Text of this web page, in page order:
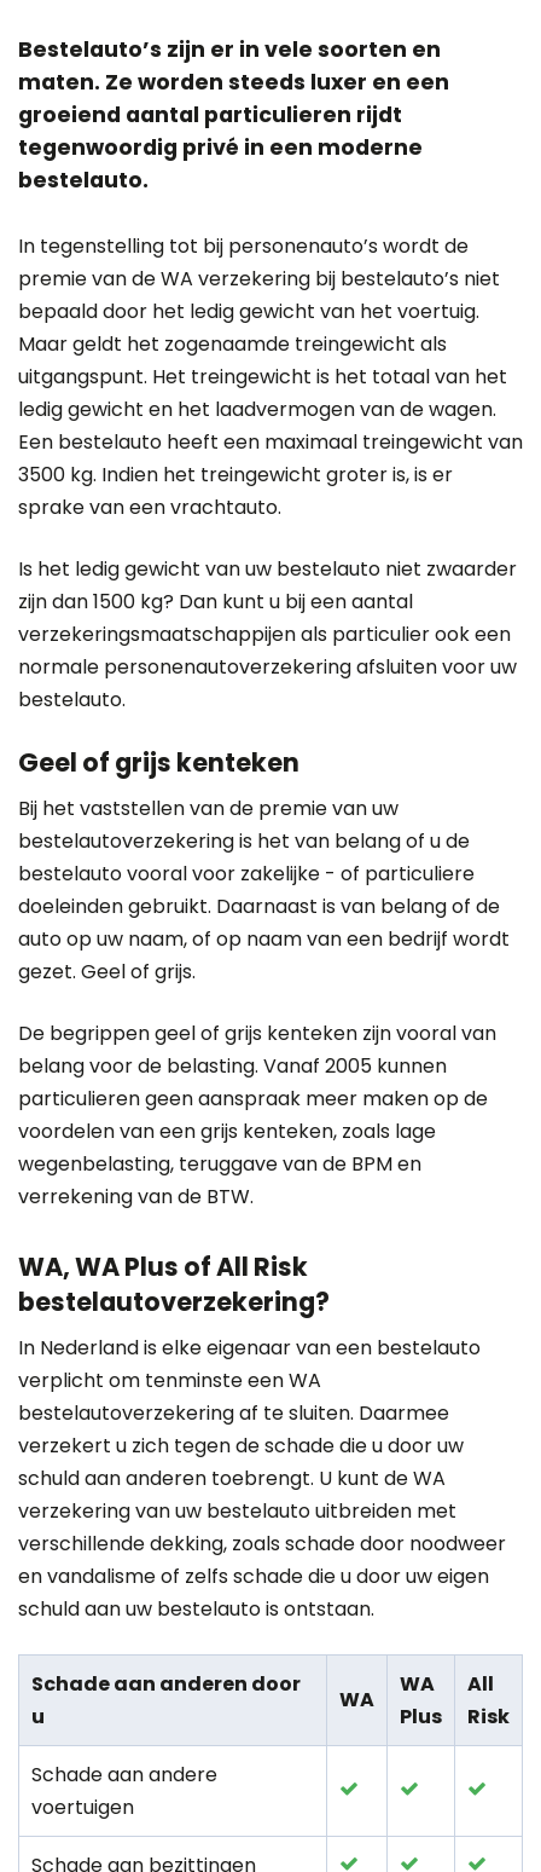
Bestelauto’s zijn er in vele soorten en
maten. Ze worden steeds luxer en een
groeiend aantal particulieren rijdt
tegenwoordig privé in een moderne
bestelauto.
In tegenstelling tot bij personenauto’s wordt de
premie van de WA verzekering bij bestelauto’s niet
bepaald door het ledig gewicht van het voertuig.
Maar geldt het zogenaamde treingewicht als
uitgangspunt. Het treingewicht is het totaal van het
ledig gewicht en het laadvermogen van de wagen.
Een bestelauto heeft een maximaal treingewicht van
3500 kg. Indien het treingewicht groter is, is er
sprake van een vrachtauto.
Is het ledig gewicht van uw bestelauto niet zwaarder
zijn dan 1500 kg? Dan kunt u bij een aantal
verzekeringsmaatschappijen als particulier ook een
normale personenautoverzekering afsluiten voor uw
bestelauto.
Geel of grijs kenteken
Bij het vaststellen van de premie van uw
bestelautoverzekering is het van belang of u de
bestelauto vooral voor zakelijke - of particuliere
doeleinden gebruikt. Daarnaast is van belang of de
auto op uw naam, of op naam van een bedrijf wordt
gezet. Geel of grijs.
De begrippen geel of grijs kenteken zijn vooral van
belang voor de belasting. Vanaf 2005 kunnen
particulieren geen aanspraak meer maken op de
voordelen van een grijs kenteken, zoals lage
wegenbelasting, teruggave van de BPM en
verrekening van de BTW.
WA, WA Plus of All Risk
bestelautoverzekering?
In Nederland is elke eigenaar van een bestelauto
verplicht om tenminste een WA
bestelautoverzekering af te sluiten. Daarmee
verzekert u zich tegen de schade die u door uw
schuld aan anderen toebrengt. U kunt de WA
verzekering van uw bestelauto uitbreiden met
verschillende dekking, zoals schade door noodweer
en vandalisme of zelfs schade die u door uw eigen
schuld aan uw bestelauto is ontstaan.
Schade aan anderen door
u
WA
WA
Plus
All
Risk
Schade aan andere
voertuigen
Schade aan bezittingen